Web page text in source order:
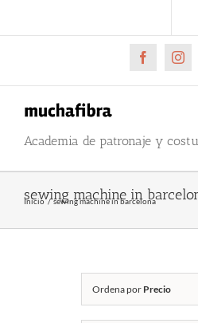
al
Facebook
Academia de patronaje y
sewing machine in
Inicio sewing machine in barcelona
Ordena por Precio